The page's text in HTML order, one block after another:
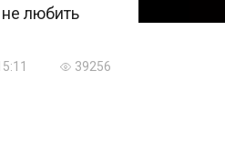
не любить
39256